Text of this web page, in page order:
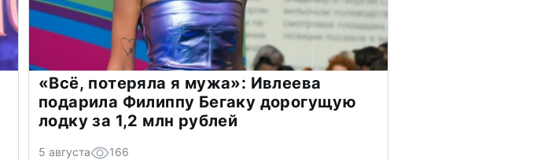
«Всё, потеряла я мужа»: Ивлеева
подарила Филиппу Бегаку дорогущую
лодку за 1,2 млн рублей
5 августа 166